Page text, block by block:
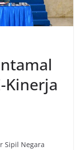
Kinerja
Sipil Negara